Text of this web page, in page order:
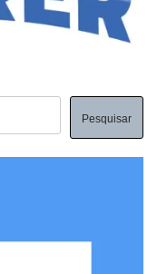
Pesquisar